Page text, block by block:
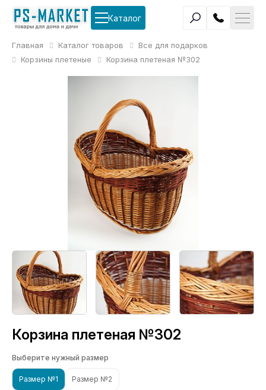
Каталог
Главная Каталог товаров
Все для подарков
Корзины плетеные
Корзина плетеная №302
Корзина плетеная №302
Выберите нужный размер
Размер №1 Размер №2